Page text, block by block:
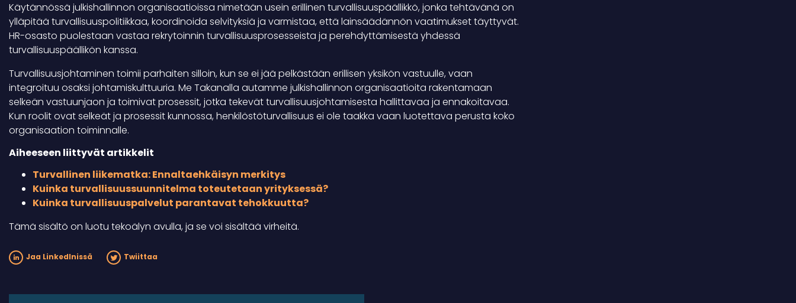
Käytännössä julkishallinnon organisaatioissa nimetään usein erillinen turvallisuuspäällikkö, jonka tehtävänä on
ylläpitää turvallisuuspolitiikkaa, koordinoida selvityksiä ja varmistaa, että lainsäädännön vaatimukset täyttyvät.
HR-osasto puolestaan vastaa rekrytoinnin turvallisuusprosesseista ja perehdyttämisestä yhdessä
turvallisuuspäällikön kanssa.
Turvallisuusjohtaminen toimii parhaiten silloin, kun se ei jää pelkästään erillisen yksikön vastuulle, vaan
integroituu osaksi johtamiskulttuuria. Me Takanalla autamme julkishallinnon organisaatioita rakentamaan
selkeän vastuunjaon ja toimivat prosessit, jotka tekevät turvallisuusjohtamisesta hallittavaa ja ennakoitavaa.
Kun roolit ovat selkeät ja prosessit kunnossa, henkilöstöturvallisuus ei ole taakka vaan luotettava perusta koko
organisaation toiminnalle.
Aiheeseen liittyvät artikkelit
Turvallinen liikematka: Ennaltaehkäisyn merkitys
Kuinka turvallisuussuunnitelma toteutetaan yrityksessä?
Kuinka turvallisuuspalvelut parantavat tehokkuutta?
Tämä sisältö on luotu tekoälyn avulla, ja se voi sisältää virheitä.
Jaa LinkedInissä Twiittaa